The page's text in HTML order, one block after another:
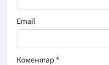
Email
Коментар*